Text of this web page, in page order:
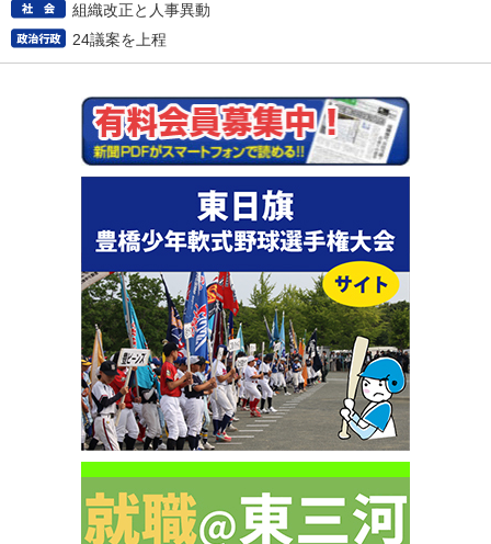
組織改正と人事異動
24議案を上程